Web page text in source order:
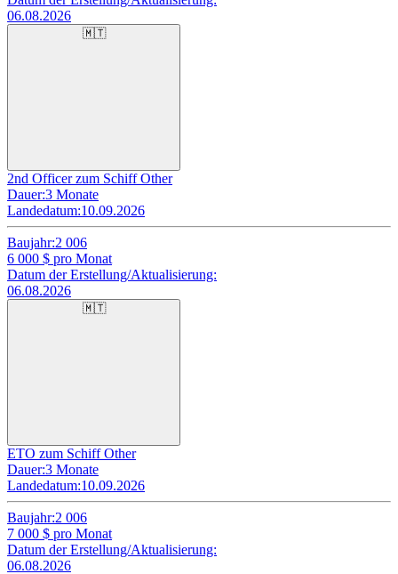
06.08.2026
🇲🇹
2nd Officer zum Schiff Other
Dauer:3 Monate
Landedatum:10.09.2026
Baujahr:2 006
6 000 $ pro Monat
Datum der Erstellung/Aktualisierung:
06.08.2026
🇲🇹
ETO zum Schiff Other
Dauer:3 Monate
Landedatum:10.09.2026
Baujahr:2 006
7 000 $ pro Monat
Datum der Erstellung/Aktualisierung:
06.08.2026